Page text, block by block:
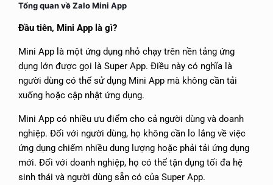
Tổng quan về Zalo Mini App
Đầu tiên, Mini App là gì?
Mini App là một ứng dụng nhỏ chạy trên nền tảng ứng
dụng lớn được gọi là Super App. Điều này có nghĩa là
người dùng có thể sử dụng Mini App mà không cần tải
xuống hoặc cập nhật ứng dụng.
Mini App có nhiều ưu điểm cho cả người dùng và doanh
nghiệp. Đối với người dùng, họ không cần lo lắng về việc
ứng dụng chiếm nhiều dung lượng hoặc phải tải ứng dụng
mới. Đối với doanh nghiệp, họ có thể tận dụng tối đa hệ
sinh thái và người dùng sẵn có của Super App.